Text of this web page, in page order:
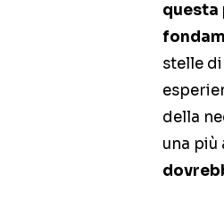
questa
stelle
della
una